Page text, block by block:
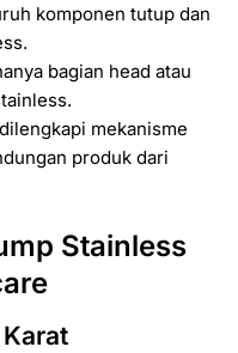
komponen tutup dan
bagian head atau
mekanisme
produk dari
Stainless